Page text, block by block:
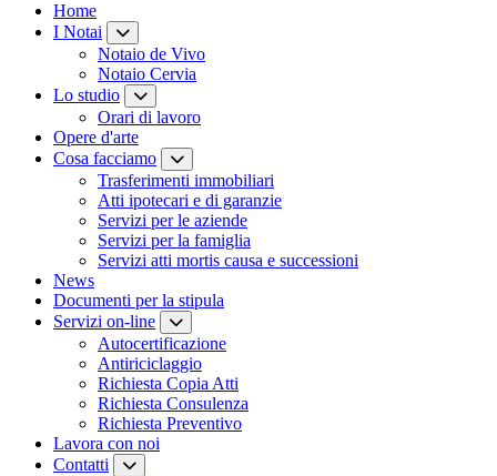
Home
I Notai
Notaio de Vivo
Notaio Cervia
Lo studio
Orari di lavoro
Opere d'arte
Cosa facciamo
Trasferimenti immobiliari
Atti ipotecari e di garanzie
Servizi per le aziende
Servizi per la famiglia
Servizi atti mortis causa e successioni
News
Documenti per la stipula
Servizi on-line
Autocertificazione
Antiriciclaggio
Richiesta Copia Atti
Richiesta Consulenza
Richiesta Preventivo
Lavora con noi
Contatti